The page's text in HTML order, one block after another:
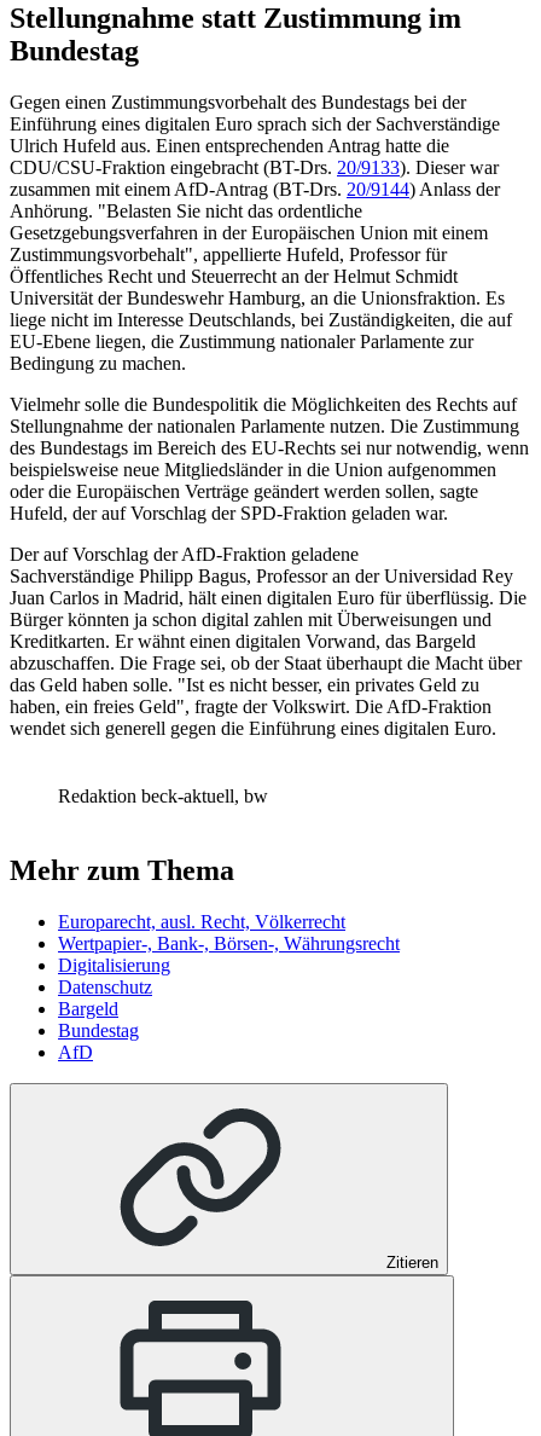
Stellungnahme statt Zustimmung im
Bundestag
Gegen einen Zustimmungsvorbehalt des Bundestags bei der
Einführung eines digitalen Euro sprach sich der Sachverständige
Ulrich Hufeld aus. Einen entsprechenden Antrag hatte die
CDU/CSU-Fraktion eingebracht (BT-Drs. 20/9133). Dieser war
zusammen mit einem AfD-Antrag (BT-Drs. 20/9144) Anlass der
Anhörung. "Belasten Sie nicht das ordentliche
Gesetzgebungsverfahren in der Europäischen Union mit einem
Zustimmungsvorbehalt", appellierte Hufeld, Professor für
Öffentliches Recht und Steuerrecht an der Helmut Schmidt
Universität der Bundeswehr Hamburg, an die Unionsfraktion. Es
liege nicht im Interesse Deutschlands, bei Zuständigkeiten, die auf
EU-Ebene liegen, die Zustimmung nationaler Parlamente zur
Bedingung zu machen.
Vielmehr solle die Bundespolitik die Möglichkeiten des Rechts auf
Stellungnahme der nationalen Parlamente nutzen. Die Zustimmung
des Bundestags im Bereich des EU-Rechts sei nur notwendig, wenn
beispielsweise neue Mitgliedsländer in die Union aufgenommen
oder die Europäischen Verträge geändert werden sollen, sagte
Hufeld, der auf Vorschlag der SPD-Fraktion geladen war.
Der auf Vorschlag der AfD-Fraktion geladene
Sachverständige Philipp Bagus, Professor an der Universidad Rey
Juan Carlos in Madrid, hält einen digitalen Euro für überflüssig. Die
Bürger könnten ja schon digital zahlen mit Überweisungen und
Kreditkarten. Er wähnt einen digitalen Vorwand, das Bargeld
abzuschaffen. Die Frage sei, ob der Staat überhaupt die Macht über
das Geld haben solle. "Ist es nicht besser, ein privates Geld zu
haben, ein freies Geld", fragte der Volkswirt. Die AfD-Fraktion
wendet sich generell gegen die Einführung eines digitalen Euro.
Redaktion beck-aktuell, bw
Mehr zum Thema
Europarecht, ausl. Recht, Völkerrecht
Wertpapier-, Bank-, Börsen-, Währungsrecht
Digitalisierung
Datenschutz
Bargeld
Bundestag
AfD
Zitieren